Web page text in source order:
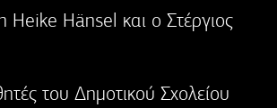
Heike Hänsel και ο Στέργιος
του Δημοτικού Σχολείου